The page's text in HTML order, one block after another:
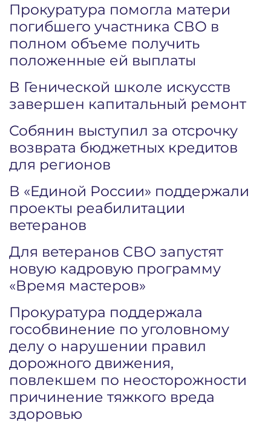
Прокуратура помогла матери
погибшего участника СВО в
полном объеме получить
положенные ей выплаты
В Генической школе искусств
завершен капитальный ремонт
Собянин выступил за отсрочку
возврата бюджетных кредитов
для регионов
В «Единой России» поддержали
проекты реабилитации
ветеранов
Для ветеранов СВО запустят
новую кадровую программу
«Время мастеров»
Прокуратура поддержала
гособвинение по уголовному
делу о нарушении правил
дорожного движения,
повлекшем по неосторожности
причинение тяжкого вреда
здоровью